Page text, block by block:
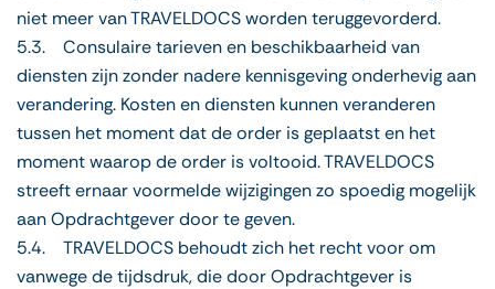
niet meer van TRAVELDOCS worden teruggevorderd.
5.3. Consulaire tarieven en beschikbaarheid van
diensten zijn zonder nadere kennisgeving onderhevig aan
verandering. Kosten en diensten kunnen veranderen
tussen het moment dat de order is geplaatst en het
moment waarop de order is voltooid. TRAVELDOCS
streeft ernaar voormelde wijzigingen zo spoedig mogelijk
aan Opdrachtgever door te geven.
5.4. TRAVELDOCS behoudt zich het recht voor om
vanwege de tijdsdruk, die door Opdrachtgever is